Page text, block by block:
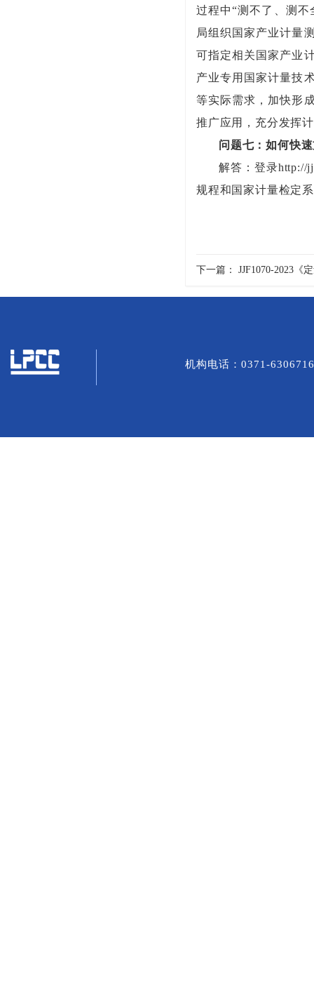
过程中“测不了、测
局组织国家产业计量
可指定相关国家产业
产业专用国家计量技
等实际需求，加快形
推广应用，充分发挥
问题七：如何快
解答：登录http://
规程和国家计量检定
下一篇： JJF1070-2023《
机构电话：0371-